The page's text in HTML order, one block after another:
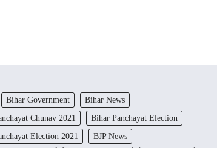
Bihar Government
Bihar News
Chunav 2021
Bihar Panchayat Election
Election 2021
BJP News